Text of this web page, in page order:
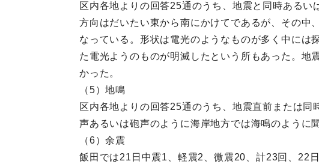
区内各地よりの回答25通のうち、地震と同時ある
方向はだいたい東から南にかけてであるが、その中
なっている。形状は電光のようなものが多く中には
た電光ようのものが明滅したという所もあった。地
かった。
（5）地鳴
区内各地よりの回答25通のうち、地震直前または
声あるいは砲声のように海岸地方では海鳴のように
（6）余震
飯田では21日中震1、軽震2、微震20、計23回、22